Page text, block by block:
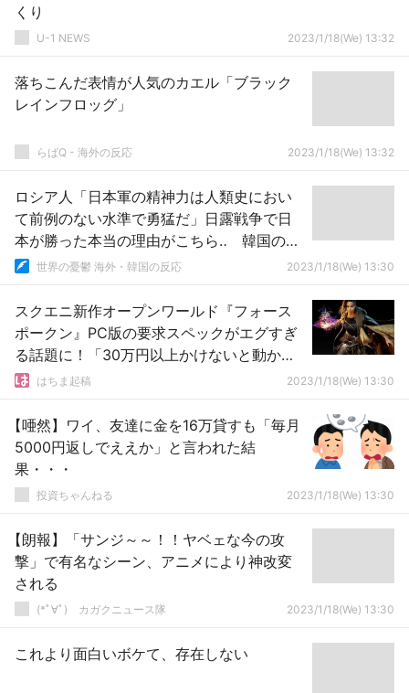
くり
U-1 NEWS 2023/1/18(We) 13:32
落ちこんだ表情が人気のカエル「ブラック
レインフロッグ」
らばQ - 海外の反応 2023/1/18(We) 13:32
ロシア人「日本軍の精神力は人類史におい
て前例のない水準で勇猛だ」日露戦争で日
本が勝った本当の理由がこちら‥ 韓国の反
応 世界の憂鬱 海外・韓国の反応 2023/1/18(We) 13:30
スクエニ新作オープンワールド『フォース
ポークン』PC版の要求スペックがエグすぎ
る話題に！「30万円以上かけないと動かな
い」「吉PのPS5買え発言は正しかった」
はちま起稿 2023/1/18(We) 13:30
【唖然】ワイ、友達に金を16万貸すも「毎月
5000円返しでええか」と言われた結
果・・・
投資ちゃんねる 2023/1/18(We) 13:30
【朗報】「サンジ～～！！ヤベェな今の攻
撃」で有名なシーン、アニメにより神改変
される
(*ﾟ∀ﾟ)ゞカガクニュース隊 2023/1/18(We) 13:30
これより面白いボケて、存在しない